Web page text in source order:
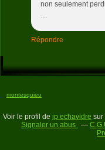
non seulement
Répondre
montesquieu
Voir le profil de jp echavidre sur
Signaler un abus